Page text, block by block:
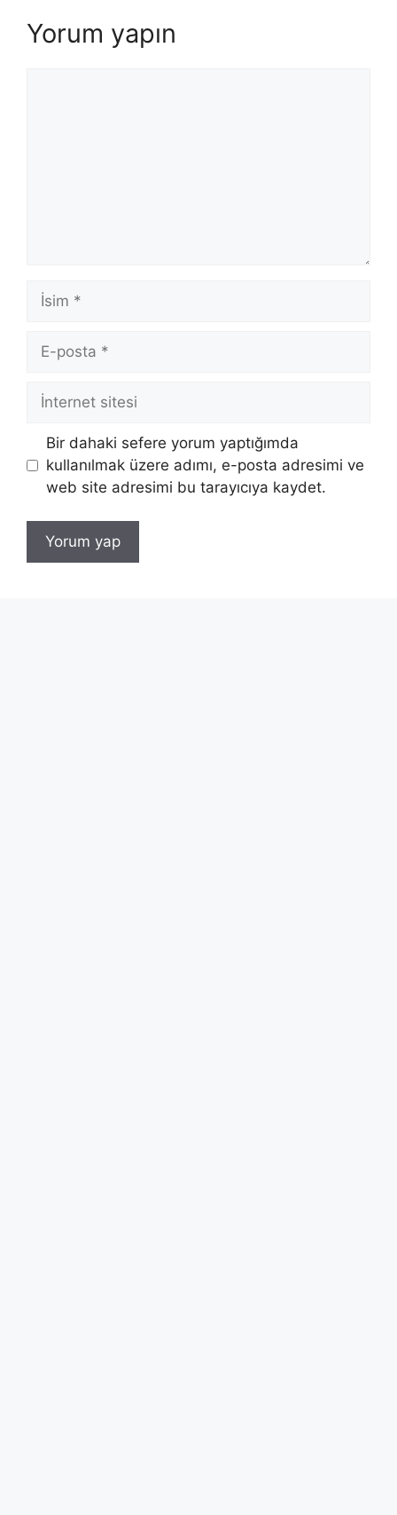
Yorum yapın
İsim
posta
İnternet
sitesi
Bir dahaki sefere yorum yaptığımda
kullanılmak üzere adımı, e-posta adresimi ve
web site adresimi bu tarayıcıya kaydet.